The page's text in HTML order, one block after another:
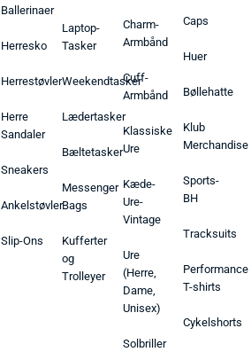
Ballerinaer
Herresko
Herrestøvler
Herre
Sandaler
Sneakers
Ankelstøvler
Slip-Ons
Laptop-
Tasker
Weekendtasker
Lædertasker
Bæltetasker
Messenger
Bags
Kufferter
og
Trolleyer
Charm-
Armbånd
Cuff-
Armbånd
Klassiske
Ure
Kæde-
Ure-
Vintage
Ure
(Herre,
Dame,
Unisex)
Solbriller
Caps
Huer
Bøllehatte
Klub
Merchandise
Sports-
BH
Tracksuits
Performance
T-shirts
Cykelshorts